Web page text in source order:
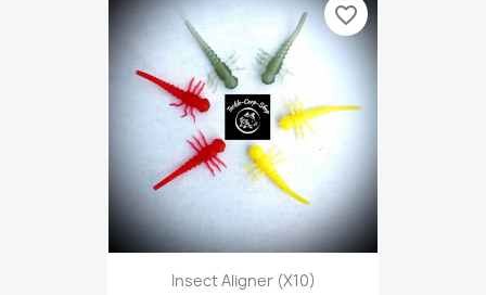
Insect Aligner (x10)
favorite_border